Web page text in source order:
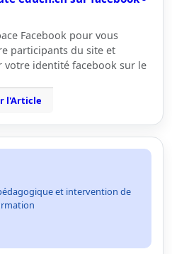
Facebook pour vous
participants du site et
identité facebook sur le
l'Article
et intervention de